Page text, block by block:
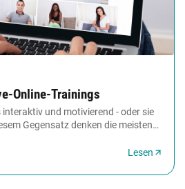
Online-Trainings
und motivierend - oder sie
Gegensatz denken die meisten
Lesen